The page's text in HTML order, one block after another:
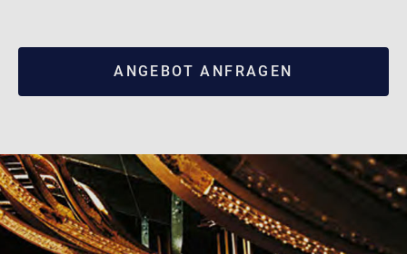
ANGEBOT ANFRAGEN